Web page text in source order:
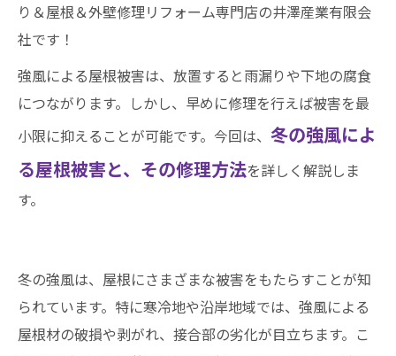
り＆屋根＆外壁修理リフォーム専門店の井澤産業有限会
社です！
強風による屋根被害は、放置すると雨漏りや下地の腐食
につながります。しかし、早めに修理を行えば被害を最
小限に抑えることが可能です。今回は、 冬の強風によ
る屋根被害と、その修理方法を詳しく解説しま
す。
冬の強風は、屋根にさまざまな被害をもたらすことが知
られています。特に寒冷地や沿岸地域では、強風による
屋根材の破損や剥がれ、接合部の劣化が目立ちます。こ